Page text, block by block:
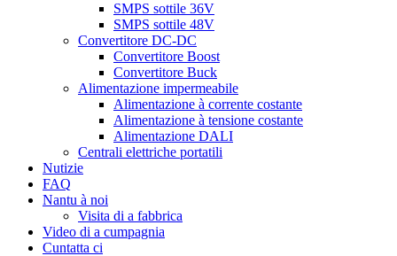
SMPS sottile 36V
SMPS sottile 48V
Convertitore DC-DC
Convertitore Boost
Convertitore Buck
Alimentazione impermeabile
Alimentazione à corrente costante
Alimentazione à tensione costante
Alimentazione DALI
Centrali elettriche portatili
Nutizie
FAQ
Nantu à noi
Visita di a fabbrica
Video di a cumpagnia
Cuntatta ci